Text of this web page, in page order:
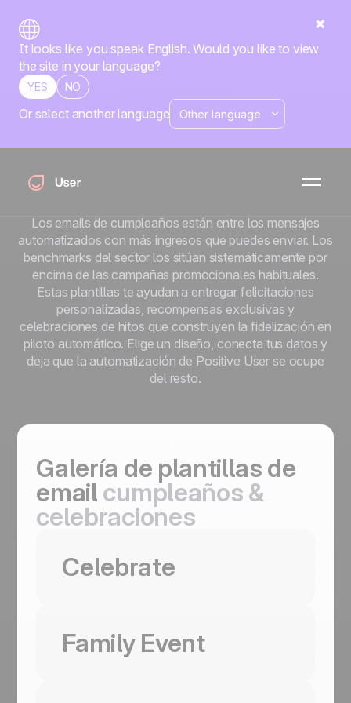
It looks like you speak English. Would you like to view
the site in your language?
YES NO
Or select another language
Plantillas de email
para cumpleaños y
celebraciones
Los emails de cumpleaños están entre los mensajes
automatizados con más ingresos que puedes enviar. Los
benchmarks del sector los sitúan sistemáticamente por
encima de las campañas promocionales habituales.
Estas plantillas te ayudan a entregar felicitaciones
personalizadas, recompensas exclusivas y
celebraciones de hitos que construyen la fidelización en
piloto automático. Elige un diseño, conecta tus datos y
deja que la automatización de Positive User se ocupe
del resto.
Galería de plantillas de
email cumpleaños &
celebraciones
Celebrate
Family Event